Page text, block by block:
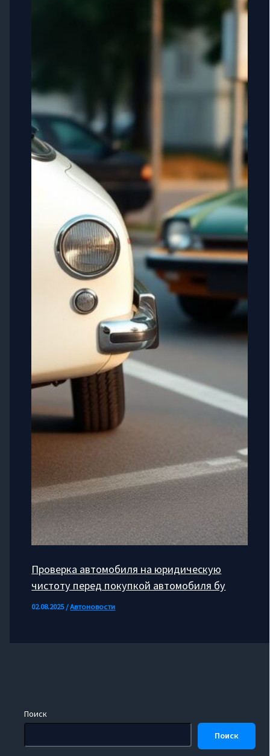
Поиск
Поиск
Проверка автомобиля на юридическую
чистоту перед покупкой автомобиля бу
02.08.2025/Автоновости